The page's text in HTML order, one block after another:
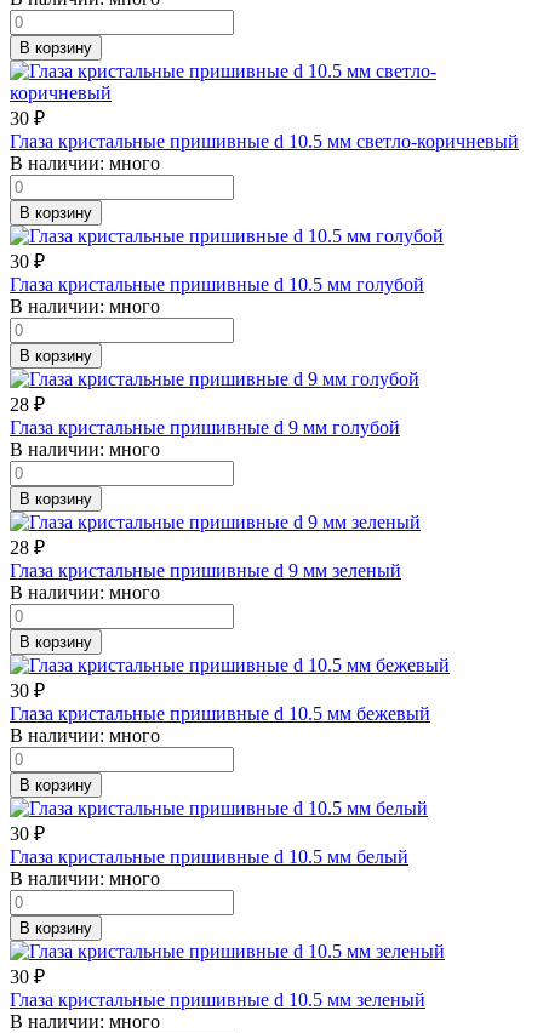
В корзину
30 ₽
Глаза кристальные пришивные d 10.5 мм светло-коричневый
В наличии: много
В корзину
30 ₽
Глаза кристальные пришивные d 10.5 мм голубой
В наличии: много
В корзину
28 ₽
Глаза кристальные пришивные d 9 мм голубой
В наличии: много
В корзину
28 ₽
Глаза кристальные пришивные d 9 мм зеленый
В наличии: много
В корзину
30 ₽
Глаза кристальные пришивные d 10.5 мм бежевый
В наличии: много
В корзину
30 ₽
Глаза кристальные пришивные d 10.5 мм белый
В наличии: много
В корзину
30 ₽
Глаза кристальные пришивные d 10.5 мм зеленый
В наличии: много